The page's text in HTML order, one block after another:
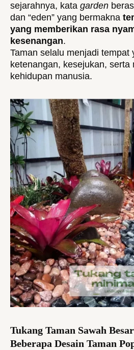
sejarahnya, kata garden
dan “eden” yang bermakna
yang memberikan rasa
kesenangan.
Taman selalu menjadi tempat
ketenangan, kesejukan, serta
kehidupan manusia.
Tukang Taman Sawah
Beberapa Desain Taman